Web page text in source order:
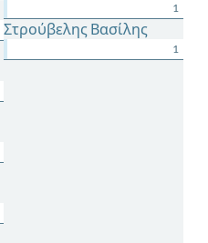
1
Στρούβελης Βασίλης
1